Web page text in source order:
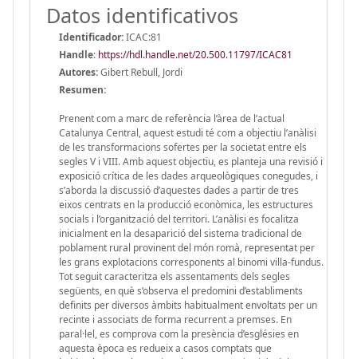
Datos identificativos
Identificador:ICAC:81
Handle: https://hdl.handle.net/20.500.11797/ICAC81
Autores:Gibert Rebull, Jordi
Resumen:
Prenent com a marc de referència l’àrea de l’actual
Catalunya Central, aquest estudi té com a objectiu l’anàlisi
de les transformacions sofertes per la societat entre els
segles V i VIII. Amb aquest objectiu, es planteja una revisió i
exposició crítica de les dades arqueològiques conegudes, i
s’aborda la discussió d’aquestes dades a partir de tres
eixos centrats en la producció econòmica, les estructures
socials i l’organització del territori. L’anàlisi es focalitza
inicialment en la desaparició del sistema tradicional de
poblament rural provinent del món romà, representat per
les grans explotacions corresponents al binomi villa-fundus.
Tot seguit caracteritza els assentaments dels segles
següents, en què s’observa el predomini d’establiments
definits per diversos àmbits habitualment envoltats per un
recinte i associats de forma recurrent a premses. En
paral·lel, es comprova com la presència d’esglésies en
aquesta època es redueix a casos comptats que